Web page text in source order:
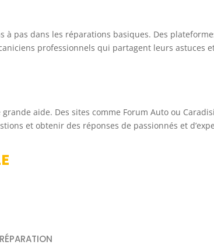
pas dans les réparations basiques. Des
professionnels qui partagent leurs astuces
aide. Des sites comme Forum Auto ou
et obtenir des réponses de passionnés et